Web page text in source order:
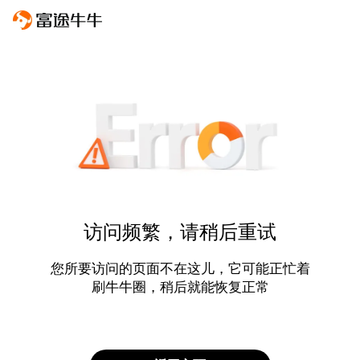
访问频繁，请稍后重试
您所要访问的页面不在这儿，它可能正忙着
刷牛牛圈，稍后就能恢复正常